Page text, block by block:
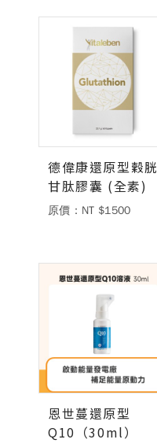
德偉康還原型穀胱
甘肽膠囊 (全素)
原價：NT $1500
恩世蔓還原型
Q10（30ml）